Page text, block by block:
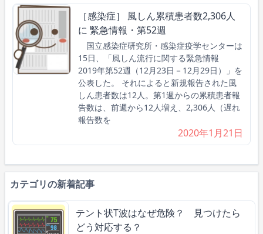
［感染症］ 風しん累積患者数2,306人
に 緊急情報・第52週
国立感染症研究所・感染症疫学センターは
15日、「風しん流行に関する緊急情報
2019年第52週（12月23日－12月29日）」を
公表した。 それによると新規報告された風
しん患者数は12人。第1週からの累積患者報
告数は、前週から12人増え、2,306人（遅れ
報告数を
2020年1月21日
カテゴリの新着記事
テント状T波はなぜ危険？ 見つけたら
どう対応する？